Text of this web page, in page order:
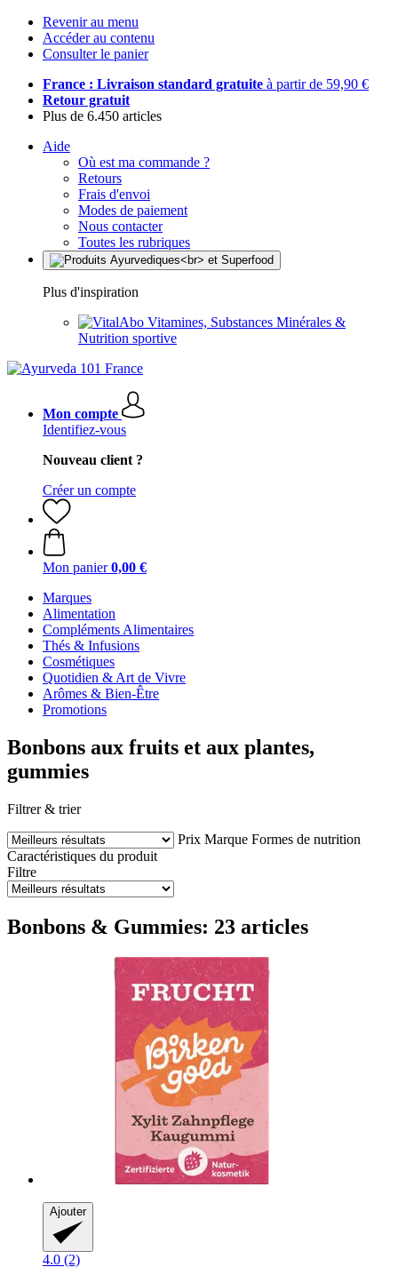
Revenir au menu
Accéder au contenu
Consulter le panier
France : Livraison standard gratuite à partir de 59,90 €
Retour gratuit
Plus de 6.450 articles
Aide
Où est ma commande ?
Retours
Frais d'envoi
Modes de paiement
Nous contacter
Toutes les rubriques
Plus d'inspiration
Vitamines, Substances Minérales &
Nutrition sportive
Mon compte
Identifiez-vous
Nouveau client ?
Créer un compte
Mon panier 0,00 €
Marques
Alimentation
Compléments Alimentaires
Thés & Infusions
Cosmétiques
Quotidien & Art de Vivre
Arômes & Bien-Être
Promotions
Bonbons aux fruits et aux plantes,
gummies
Filtrer & trier
Prix Marque Formes de nutrition
Caractéristiques du produit
Filtre
Bonbons & Gummies: 23 articles
Ajouter
4.0 (2)